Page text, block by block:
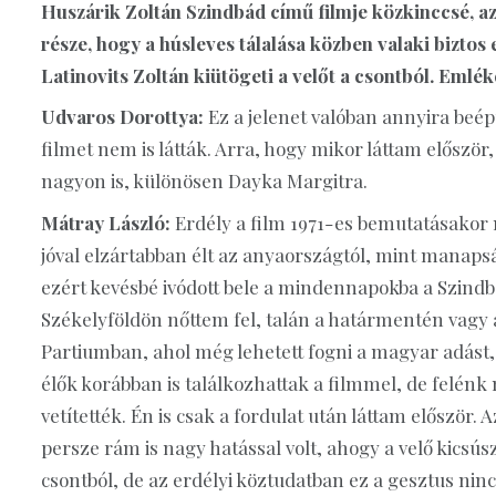
Huszárik Zoltán Szindbád című filmje közkinccsé,
része, hogy a húsleves tálalása közben valaki
Latinovits Zoltán kiütögeti a velőt a csontból.
Udvaros Dorottya: Ez a jelenet valóban annyira
filmet nem is látták. Arra, hogy mikor láttam
nagyon is, különösen Dayka Margitra.
Mátray László: Erdély a film 1971-es bemutatásakor
jóval elzártabban élt az anyaországtól, mint
ezért kevésbé ivódott bele a mindennapokba a
Székelyföldön nőttem fel, talán a határmentén vagy
Partiumban, ahol még lehetett fogni a magyar
élők korábban is találkozhattak a filmmel, de felénk
vetítették. Én is csak a fordulat után láttam először.
persze rám is nagy hatással volt, ahogy a velő
csontból, de az erdélyi köztudatban ez a gesztus